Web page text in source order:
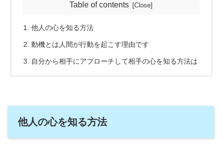
Table of contents
他人の心を知る方法
動機とは人間が行動を起こす理由です
自分から相手にアプローチして相手の心を知る方法は
他人の心を知る方法